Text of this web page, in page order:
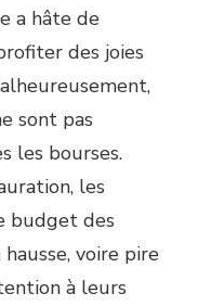
a hâte de
des joies
sont pas
les bourses.
les
budget des
voire pire
à leurs